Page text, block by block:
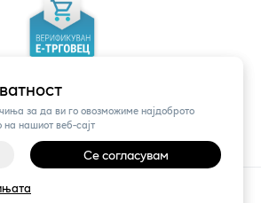
за да ви го овозможиме најдоброто
на нашиот веб-сајт
Се согласувам
2026